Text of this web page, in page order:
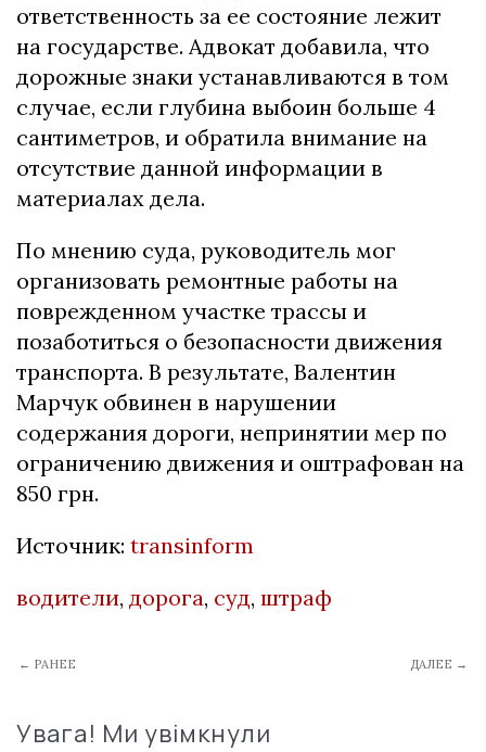
ответственность за ее состояние лежит
на государстве. Адвокат добавила, что
дорожные знаки устанавливаются в том
случае, если глубина выбоин больше 4
сантиметров, и обратила внимание на
отсутствие данной информации в
материалах дела.
По мнению суда, руководитель мог
организовать ремонтные работы на
поврежденном участке трассы и
позаботиться о безопасности движения
транспорта. В результате, Валентин
Марчук обвинен в нарушении
содержания дороги, непринятии мер по
ограничению движения и оштрафован на
850 грн.
Источник: transinform
водители, дорога, суд, штраф
← РАНЕЕ ДАЛЕЕ →
Увага! Ми увімкнули